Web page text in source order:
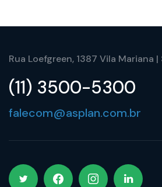
Rua Loefgreen, 1387 Vila Mariana |
(11) 3500-5300
falecom@asplan.com.br